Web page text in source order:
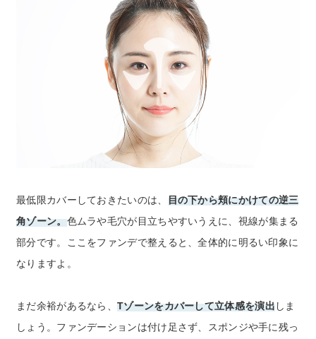
バーチャル工場見学
お問い合わせ
お問い合わせフォーム
お電話でのお問い合わせ
0120-956-100
最低限カバーしておきたいのは、 目の下から頬にかけての逆三
角ゾーン。色ムラや毛穴が目立ちやすいうえに、視線が集まる
部分です。ここをファンデで整えると、全体的に明るい印象に
なりますよ。
まだ余裕があるなら、 Tゾーンをカバーして立体感を演出しま
しょう。ファンデーションは付け足さず、スポンジや手に残っ